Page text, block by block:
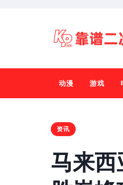
动漫 游戏
资讯
马来